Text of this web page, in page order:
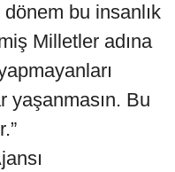
bu insanlık
Milletler adına
yaşanmasın. Bu